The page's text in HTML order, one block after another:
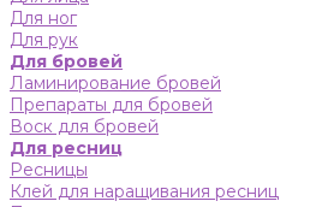
Для ног
Для рук
Для бровей
Ламинирование бровей
Препараты для бровей
Воск для бровей
Для ресниц
Ресницы
Клей для наращивания ресниц